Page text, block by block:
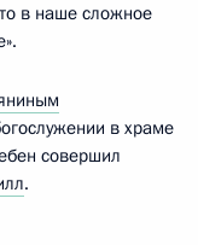
в наше сложное
в храме
совершил
.